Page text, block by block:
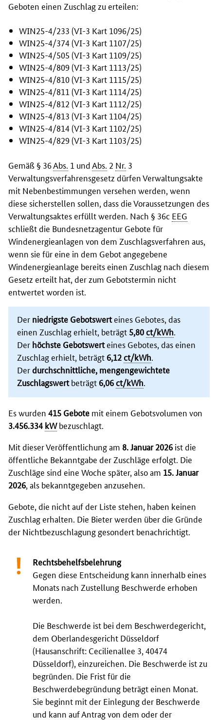
Geboten einen Zuschlag zu erteilen:
WIN25-4/233 (VI-3 Kart 1096/25)
WIN25-4/374 (VI-3 Kart 1107/25)
WIN25-4/505 (VI-3 Kart 1109/25)
WIN25-4/809 (VI-3 Kart 1113/25)
WIN25-4/810 (VI-3 Kart 1115/25)
WIN25-4/811 (VI-3 Kart 1114/25)
WIN25-4/812 (VI-3 Kart 1112/25)
WIN25-4/813 (VI-3 Kart 1104/25)
WIN25-4/814 (VI-3 Kart 1102/25)
WIN25-4/829 (VI-3 Kart 1103/25)
Gemäß § 36Abs. 1 und Abs. 2 Nr. 3
Verwaltungsverfahrensgesetz dürfen Verwaltungsakte
mit Nebenbestimmungen versehen werden, wenn
diese sicherstellen sollen, dass die Voraussetzungen des
Verwaltungsaktes erfüllt werden. Nach § 36c EEG
schließt die Bundesnetzagentur Gebote für
Windenergieanlagen von dem Zuschlagsverfahren aus,
wenn sie für eine in dem Gebot angegebene
Windenergieanlage bereits einen Zuschlag nach diesem
Gesetz erteilt hat, der zum Gebotstermin nicht
entwertet worden ist.
Der niedrigste Gebotswerteines Gebotes, das
einen Zuschlag erhielt, beträgt 5,80ct/kWh.
Der höchste Gebotswerteines Gebotes, das einen
Zuschlag erhielt, beträgt6,12ct/kWh.
Derdurchschnittliche, mengengewichtete
Zuschlagswertbeträgt6,06ct/kWh.
Es wurden 415 Gebote mit einem Gebotsvolumen von
3.456.334 kW bezuschlagt.
Mit dieser Veröffentlichung am 8. Januar 2026 ist die
öffentliche Bekanntgabe der Zuschläge erfolgt. Die
Zuschläge sind eine Woche später, also am 15. Januar
2026, als bekanntgegeben anzusehen.
Gebote, die nicht auf der Liste stehen, haben keinen
Zuschlag erhalten. Die Bieter werden über die Gründe
der Nichtbezuschlagung gesondert benachrichtigt.
Rechtsbehelfsbelehrung
Gegen diese Entscheidung kann innerhalb eines
Monats nach Zustellung Beschwerde erhoben
werden.
Die Beschwerde ist bei dem Beschwerdegericht,
dem Oberlandesgericht Düsseldorf
(Hausanschrift: Cecilienallee 3, 40474
Düsseldorf), einzureichen. Die Beschwerde ist zu
begründen. Die Frist für die
Beschwerdebegründung beträgt einen Monat.
Sie beginnt mit der Einlegung der Beschwerde
und kann auf Antrag von dem oder der